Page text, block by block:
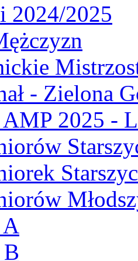
2024/2025
- Zielona
AMP 2025 -
A
B